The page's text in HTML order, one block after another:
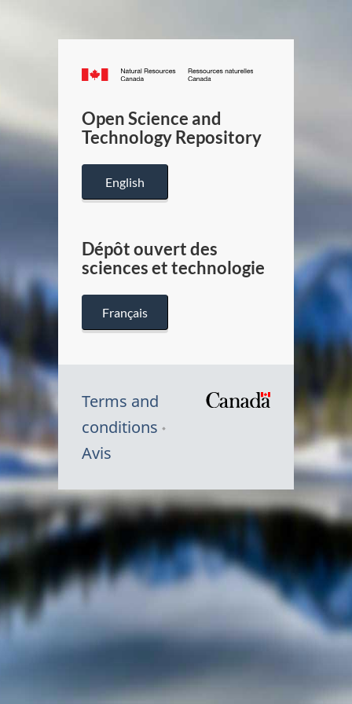
Canada.ca
/
Canada
Open Science and
Technology Repository
English
Dépôt ouvert des
sciences et technologie
Français
Terms and
conditions
Avis
Symbole
du
Canada